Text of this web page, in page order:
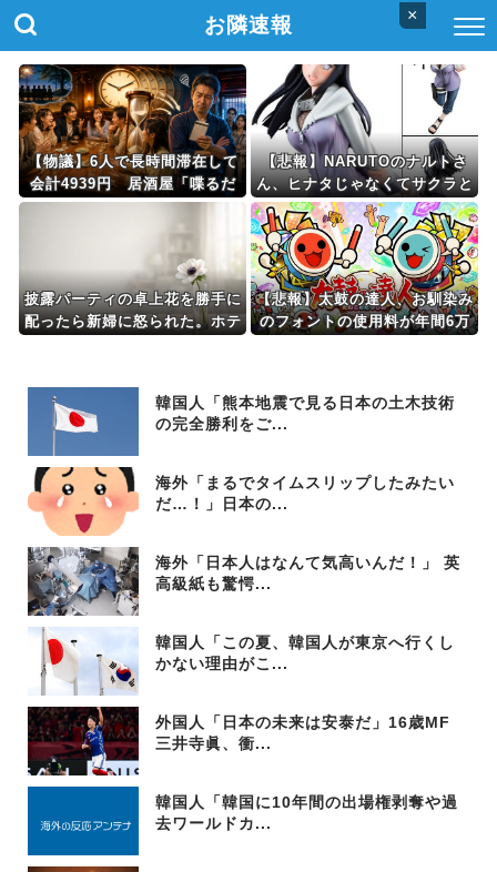
×
お隣速報
【物議】6人で長時間滞在して
会計4939円 居酒屋「喋るだ
けなら公園に行って」
【悲報】NARUTOのナルトさ
ん、ヒナタじゃなくてサクラと
絶対に結婚するべきだったｗｗ
ｗｗ
披露パーティの卓上花を勝手に
配ったら新婦に怒られた。ホテ
ーみろ。
【悲報】太鼓の達人、お馴染み
のフォントの使用料が年間6万
韓国人「熊本地震で見る日本の土木技術
の完全勝利をご...
海外「まるでタイムスリップしたみたい
だ…！」日本の...
海外「日本人はなんて気高いんだ！」 英
高級紙も驚愕...
韓国人「この夏、韓国人が東京へ行くし
かない理由がこ...
外国人「日本の未来は安泰だ」16歳MF
三井寺眞、衝...
韓国人「韓国に10年間の出場権剥奪や過
去ワールドカ...